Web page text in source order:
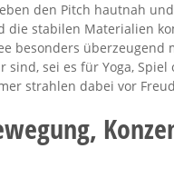
den Pitch hautnah
die stabilen Materialien
besonders überzeugend
sei es für Yoga,
strahlen dabei vor